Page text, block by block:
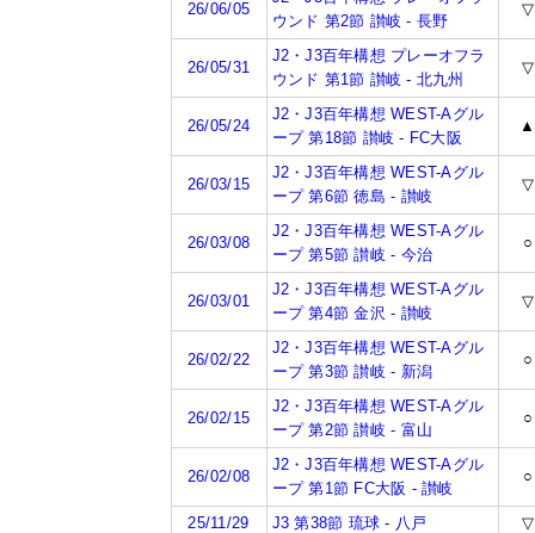
26/06/05
ウンド 第2節 讃岐 - 長野
▽
26/05/31
J2・J3百年構想 プレーオフラ
ウンド 第1節 讃岐 - 北九州
▽
26/05/24
J2・J3百年構想 WEST-Aグル
ープ 第18節 讃岐 - FC大阪
▲
26/03/15
J2・J3百年構想 WEST-Aグル
ープ 第6節 徳島 - 讃岐
▽
26/03/08
J2・J3百年構想 WEST-Aグル
ープ 第5節 讃岐 - 今治
○
26/03/01
J2・J3百年構想 WEST-Aグル
ープ 第4節 金沢 - 讃岐
▽
26/02/22
J2・J3百年構想 WEST-Aグル
ープ 第3節 讃岐 - 新潟
○
26/02/15
J2・J3百年構想 WEST-Aグル
ープ 第2節 讃岐 - 富山
○
26/02/08
J2・J3百年構想 WEST-Aグル
ープ 第1節 FC大阪 - 讃岐
○
25/11/29 J3 第38節 琉球 - 八戸 ▽